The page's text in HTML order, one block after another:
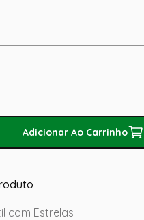
Adicionar Ao Carrinho
com Estrelas